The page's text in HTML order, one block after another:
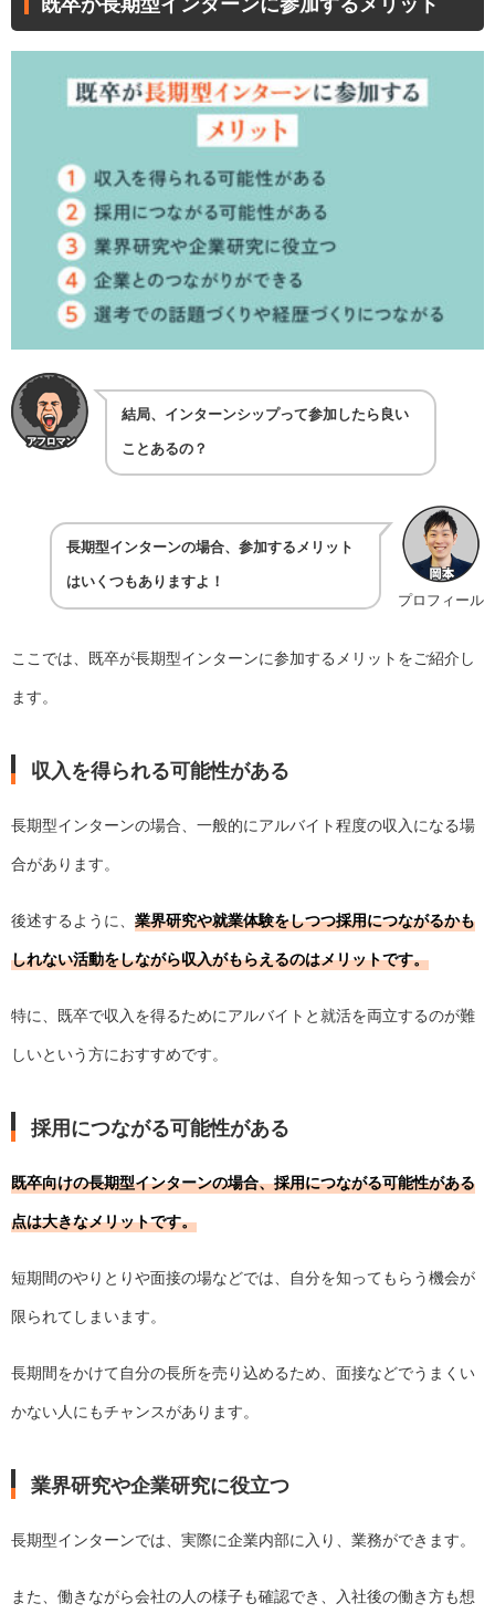
結局、インターンシップって参加したら良い
ことあるの？
プロフィール
長期型インターンの場合、参加するメリット
はいくつもありますよ！
ここでは、既卒が長期型インターンに参加するメリットをご紹介し
ます。
収入を得られる可能性がある
長期型インターンの場合、一般的にアルバイト程度の収入になる場
合があります。
後述するように、 業界研究や就業体験をしつつ採用につながるかも
しれない活動をしながら収入がもらえるのはメリットです。
特に、既卒で収入を得るためにアルバイトと就活を両立するのが難
しいという方におすすめです。
採用につながる可能性がある
既卒向けの長期型インターンの場合、採用につながる可能性がある
点は大きなメリットです。
短期間のやりとりや面接の場などでは、自分を知ってもらう機会が
限られてしまいます。
長期間をかけて自分の長所を売り込めるため、面接などでうまくい
かない人にもチャンスがあります。
業界研究や企業研究に役立つ
長期型インターンでは、実際に企業内部に入り、業務ができます。
また、働きながら会社の人の様子も確認でき、入社後の働き方も想